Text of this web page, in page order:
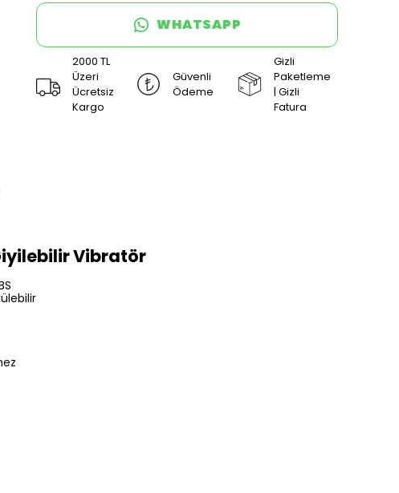
WHATSAPP
2000 TL
Üzeri
Ücretsiz
Kargo
Güvenli
Ödeme
Gizli
Paketleme
| Gizli
Fatura
Vibratör